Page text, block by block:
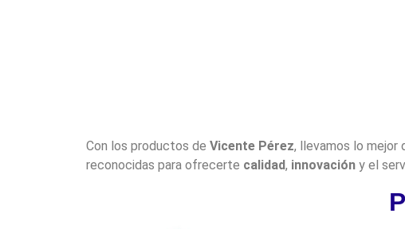
Con los productos de Vicente Pérez, llevamos lo mejor
reconocidas para ofrecerte calidad, innovacióny el